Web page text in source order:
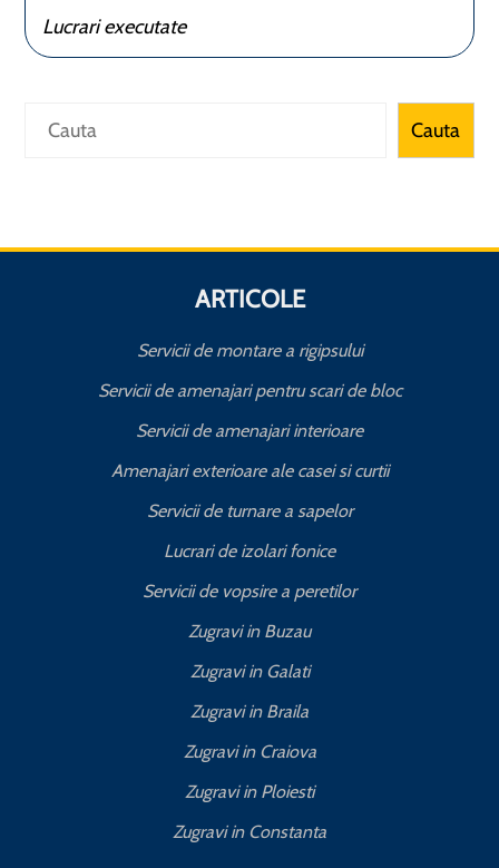
Lucrari executate
Caută Cauta
ARTICOLE
Servicii de montare a rigipsului
Servicii de amenajari pentru scari de bloc
Servicii de amenajari interioare
Amenajari exterioare ale casei si curtii
Servicii de turnare a sapelor
Lucrari de izolari fonice
Servicii de vopsire a peretilor
Zugravi in Buzau
Zugravi in Galati
Zugravi in Braila
Zugravi in Craiova
Zugravi in Ploiesti
Zugravi in Constanta